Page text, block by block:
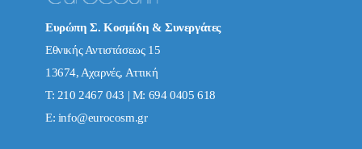
Ευρώπη Σ. Κοσμίδη & Συνεργάτες
Εθνικής Αντιστάσεως 15
13674, Αχαρνές, Αττική
Τ: 210 2467 043 | Μ: 694 0405 618
E: info@eurocosm.gr